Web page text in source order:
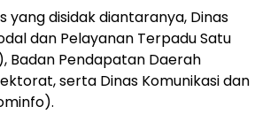
yang disidak diantaranya, Dinas
dan Pelayanan Terpadu Satu
Badan Pendapatan Daerah
serta Dinas Komunikasi dan